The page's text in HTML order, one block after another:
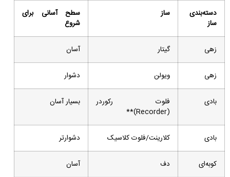
دسته‌بندی
ساز
ساز
سطح آسانی برای
شروع
زهی گیتار آسان
زهی ویولن دشوار
بادی
فلوت رکوردر
(Recorder)**
بسیار آسان
بادی کلارینت/فلوت کلاسیک دشوارتر
کوبه‌ای دف آسان